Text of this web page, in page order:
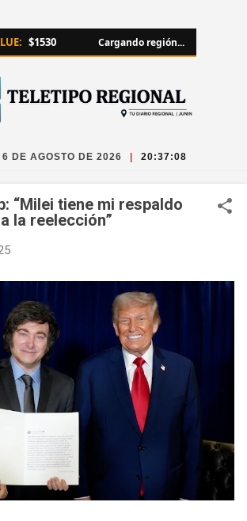
$1530 Cargando región...
DE AGOSTO DE 2026 20:37:09
“Milei tiene mi respaldo
la reelección”